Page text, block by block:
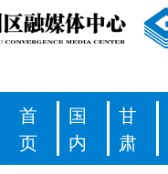
首
页
国
内
甘
肃